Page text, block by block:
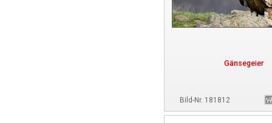
Gänsegeier
Bild-Nr. 181812